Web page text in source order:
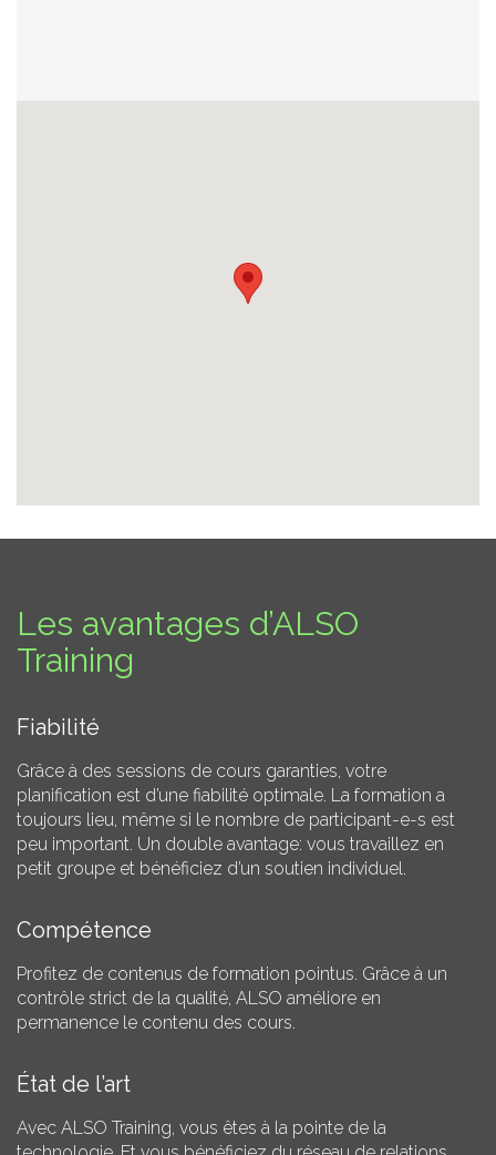
Les avantages d’ALSO
Training
Fiabilité
Grâce à des sessions de cours garanties, votre
planification est d’une fiabilité optimale. La formation a
toujours lieu, même si le nombre de participant-e-s est
peu important. Un double avantage: vous travaillez en
petit groupe et bénéficiez d’un soutien individuel.
Compétence
Profitez de contenus de formation pointus. Grâce à un
contrôle strict de la qualité, ALSO améliore en
permanence le contenu des cours.
État de l’art
Avec ALSO Training, vous êtes à la pointe de la